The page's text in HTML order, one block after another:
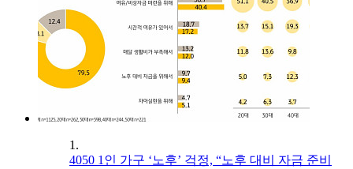
1.
4050 1인 가구 ‘노후’ 걱정, “노후 대비 자금 준비